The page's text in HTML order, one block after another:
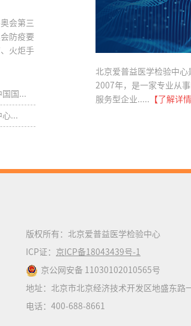
会第三
防疫要
火炬手
国国...
心...
北京爱普益医学检验中
2007年，是一家专业从
服务型企业..... 【了解详情
版权所有：北京爱普益医学检验中心
ICP证： 京ICP备18043439号-1
京公网安备 11030102010565号
地址：北京市北京经济技术开发区地盛东路
电话：400-688-8661